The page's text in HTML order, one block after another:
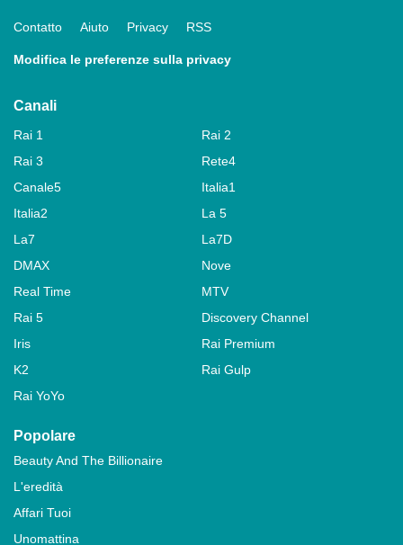
Contatto Aiuto Privacy RSS
Modifica le preferenze sulla privacy
Canali
Rai 1
Rai 2
Rai 3
Rete4
Canale5
Italia1
Italia2
La 5
La7
La7D
DMAX
Nove
Real Time
MTV
Rai 5
Discovery Channel
Iris
Rai Premium
K2
Rai Gulp
Rai YoYo
Popolare
Beauty And The Billionaire
L'eredità
Affari Tuoi
Unomattina